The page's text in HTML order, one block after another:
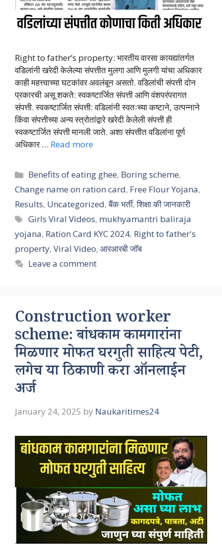
Right to father’s property: भारतीय वारसा कायद्यांतर्गत
वडिलांनी खरेदी केलेल्या संपत्तीत मुलगा आणि मुलगी यांचा अधिकार
काही महत्त्वाच्या घटकांवर अवलंबून असतो. वडिलांची संपत्ती दोन
प्रकारची असू शकते: स्वकष्टार्जित संपत्ती आणि वंशपरंपरागत
संपत्ती. स्वकष्टार्जित संपत्ती: वडिलांनी स्वतःच्या कष्टाने, उत्पन्नाने
किंवा संपत्तीच्या अन्य स्त्रोतांद्वारे खरेदी केलेली संपत्ती ही
स्वकष्टार्जित संपत्ती मानली जाते. अशा संपत्तीत वडिलांना पूर्ण
अधिकार … Read more
Categories
Benefits of eating ghee, Boring scheme,
Change name on ration card, Free Flour Yojana,
Results, Uncategorized,बैंक भर्ती,शिक्षा की जानकारी
Tags
Girls Viral Videos, mukhyamantri baliraja
yojana, Ration Card KYC 2024, Right to father's
property, Viral Video, आरआरबी जॉब
Leave a comment
Construction worker
scheme: बांधकाम कामगारांना
मिळणार मोफत घरगुती साहित्य पेटी,
लगेच या ठिकाणी करा ऑनलाईन
अर्ज
January 24, 2025 by Naukaritimes24